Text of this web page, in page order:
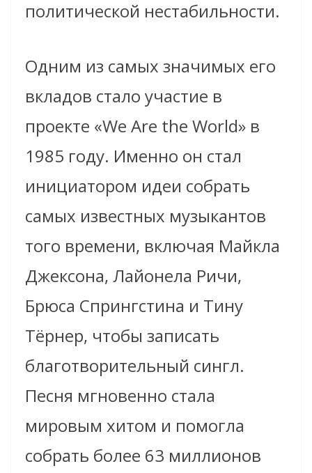
политической нестабильности.
Одним из самых значимых его
вкладов стало участие в
проекте «We Are the World» в
1985 году. Именно он стал
инициатором идеи собрать
самых известных музыкантов
того времени, включая Майкла
Джексона, Лайонела Ричи,
Брюса Спрингстина и Тину
Тёрнер, чтобы записать
благотворительный сингл.
Песня мгновенно стала
мировым хитом и помогла
собрать более 63 миллионов